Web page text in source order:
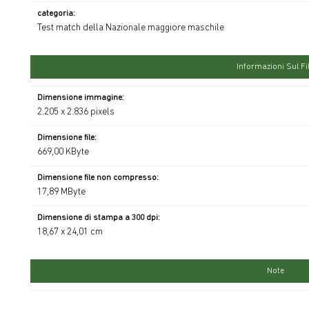
categoria:
Test match della Nazionale maggiore maschile
Informazioni Sul
Dimensione immagine:
2.205 x 2.836 pixels
Dimensione file:
669,00 KByte
Dimensione file non compresso:
17,89 MByte
Dimensione di stampa a 300 dpi:
18,67 x 24,01 cm
Note